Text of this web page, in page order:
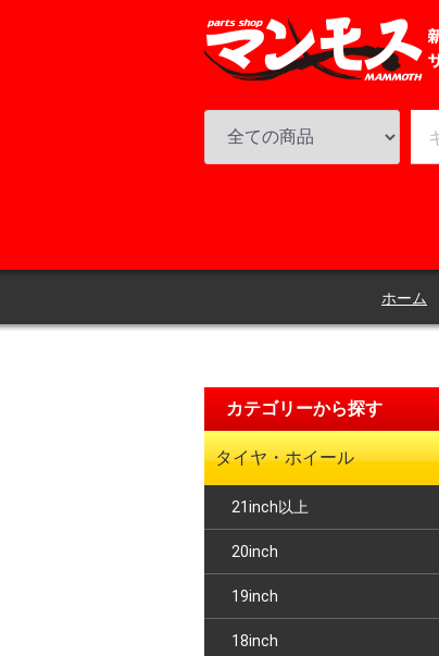
ホーム
カテゴリーから探す
タイヤ・ホイール
21inch以上
20inch
19inch
18inch